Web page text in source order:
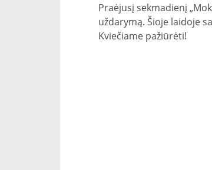
Praėjusį sekmadienį
uždarymą. Šioje laidoje
Kviečiame pažiūrėti!